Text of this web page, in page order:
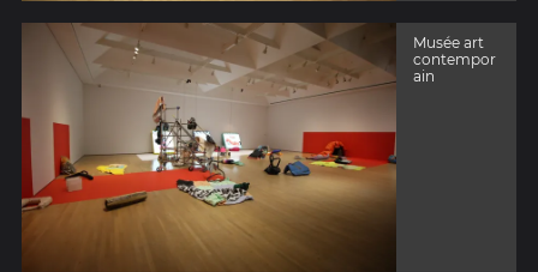
Musée art
contempor
ain